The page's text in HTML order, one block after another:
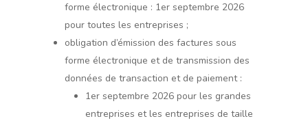
forme électronique : 1er septembre 2026
pour toutes les entreprises ;
obligation d’émission des factures sous
forme électronique et de transmission des
données de transaction et de paiement :
1er septembre 2026 pour les grandes
entreprises et les entreprises de taille